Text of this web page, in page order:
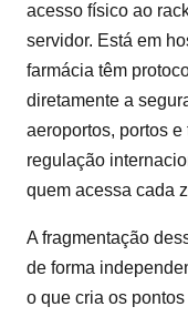
acesso físico ao
servidor. Está em
farmácia têm
diretamente a
aeroportos, portos
regulação
quem acessa cada
A fragmentação
de forma
o que cria os